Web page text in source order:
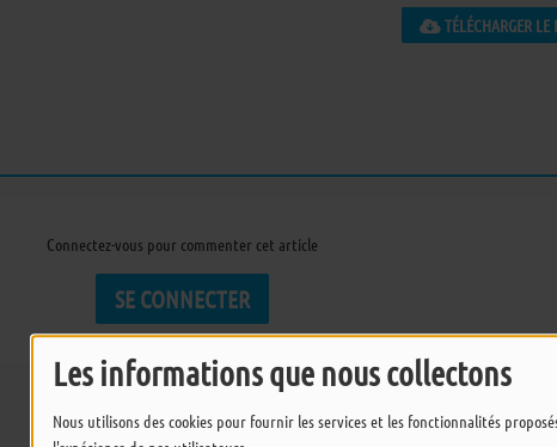
Les informations que nous collectons
Nous utilisons des cookies pour fournir les services et les fonctionnalités
TÉLÉCHARGER LE
Connectez-vous pour commenter cet article
SE CONNECTER